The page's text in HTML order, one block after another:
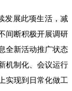
发展此项生活，减
间断积极开展调研
全新活动推广状态
机制化、会议运行
实现到日常化做工